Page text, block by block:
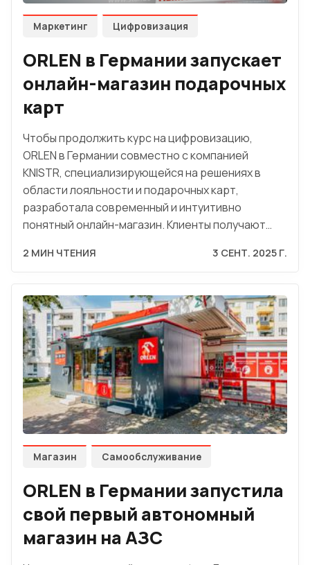
Маркетинг Цифровизация
ORLEN в Германии запускает
онлайн-магазин подарочных
карт
Чтобы продолжить курс на цифровизацию,
ORLEN в Германии совместно с компанией
KNISTR, специализирующейся на решениях в
области лояльности и подарочных карт,
разработала современный и интуитивно
понятный онлайн-магазин. Клиенты получают…
2 МИН ЧТЕНИЯ 3 СЕНТ. 2025 Г.
Магазин Самообслуживание
ORLEN в Германии запустила
свой первый автономный
магазин на АЗС